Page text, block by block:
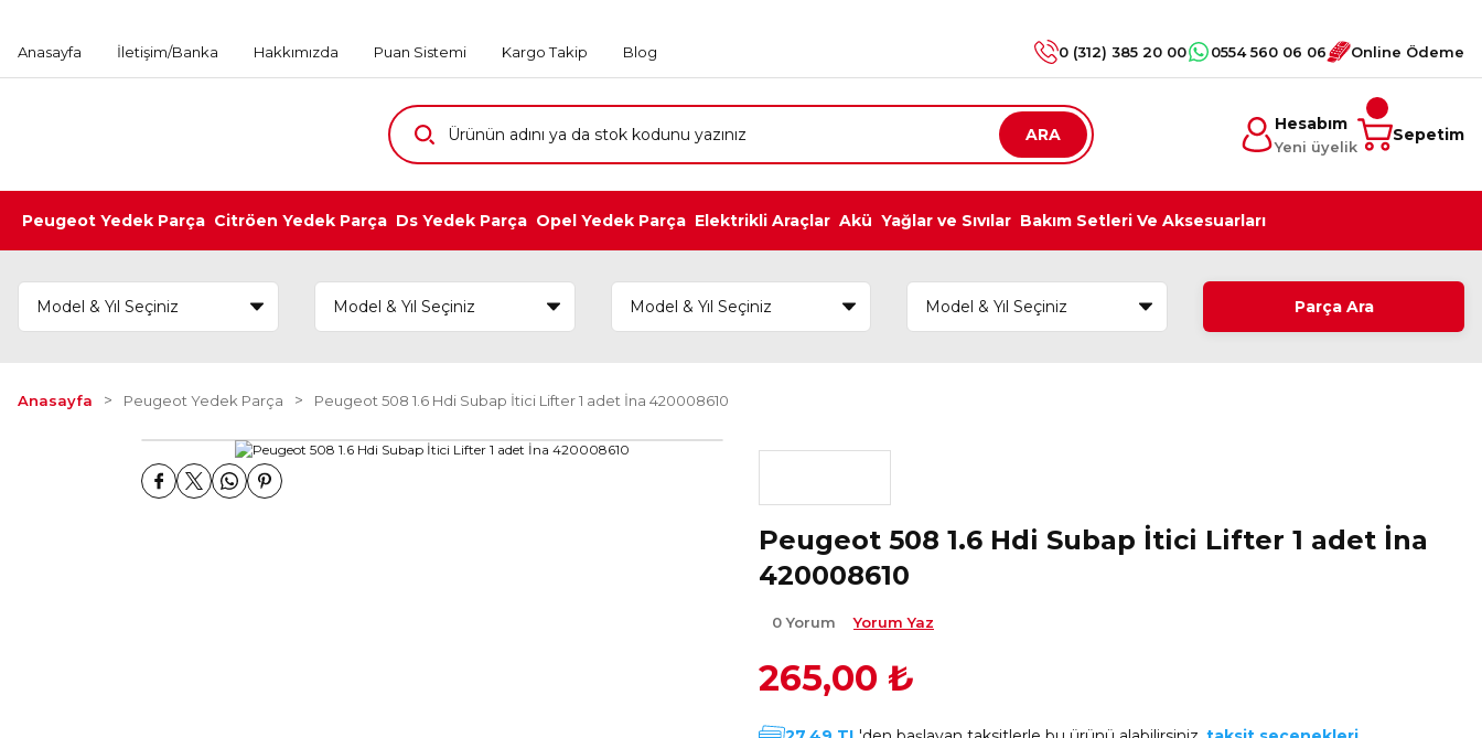
Anasayfa İletişim/Banka Hakkımızda Puan Sistemi Kargo Takip Blog 0 (312) 385 20 00 0554 560 06 06 Online Ödeme
ARA
Hesabım
Yeni üyelik
Sepetim
Peugeot Yedek Parça Citröen Yedek Parça Ds Yedek Parça Opel Yedek Parça Elektrikli Araçlar Akü Yağlar ve Sıvılar Bakım Setleri Ve Aksesuarları
Parça Ara
Anasayfa Peugeot Yedek Parça Peugeot 508 1.6 Hdi Subap İtici Lifter 1 adet İna 420008610
Peugeot 508 1.6 Hdi Subap İtici Lifter 1 adet İna
420008610
0 Yorum Yorum Yaz
265,00 ₺